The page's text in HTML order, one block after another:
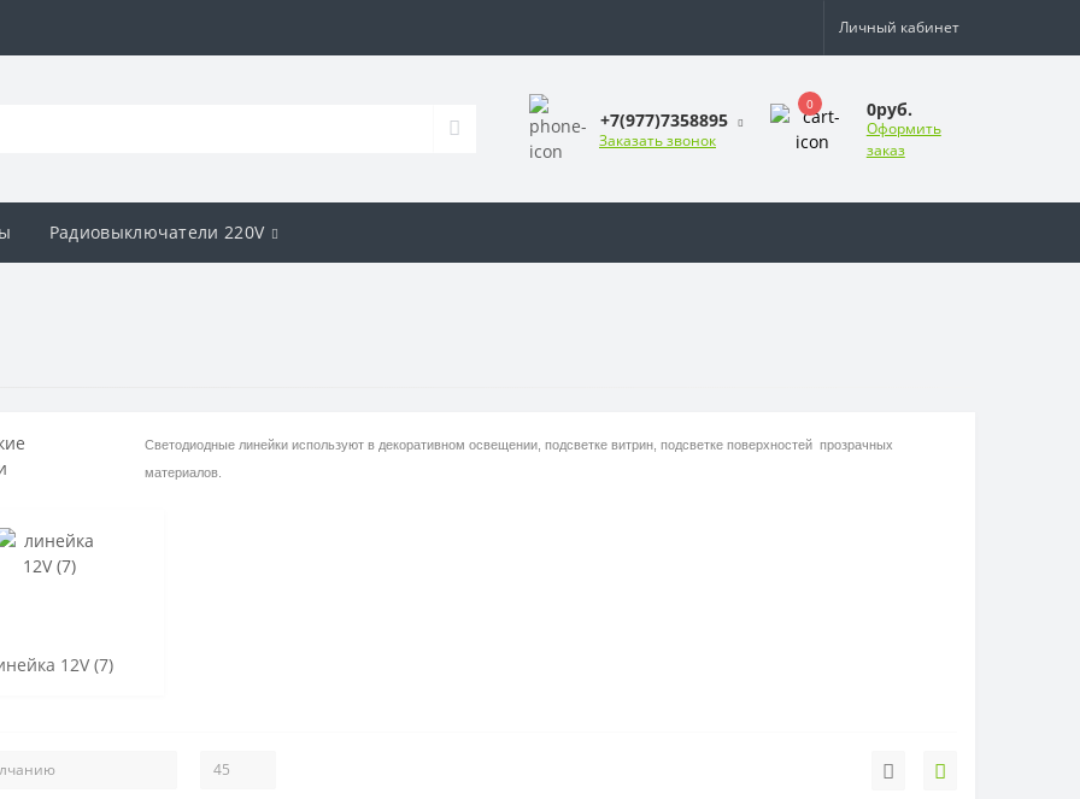
Личный кабинет
+7(977)7358895
Заказать звонок
0 0руб.
Оформить
заказ
Радиовыключатели 220V
Светодиодные линейки используют в декоративном освещении, подсветке витрин, подсветке поверхностей прозрачных
материалов.
12V (7)